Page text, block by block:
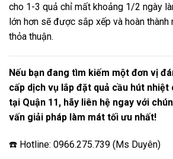
cho 1-3 quả chỉ mất khoảng 1/2 ngày
lớn hơn sẽ được sắp xếp và hoàn thành
thỏa thuận.
Nếu bạn đang tìm kiếm một đơn vị
cấp dịch vụ lắp đặt quả cầu hút
tại Quận 11, hãy liên hệ ngay với
vấn giải pháp làm mát tối ưu nhất!
☎️ Hotline: 0966.275.739 (Ms Duyên)